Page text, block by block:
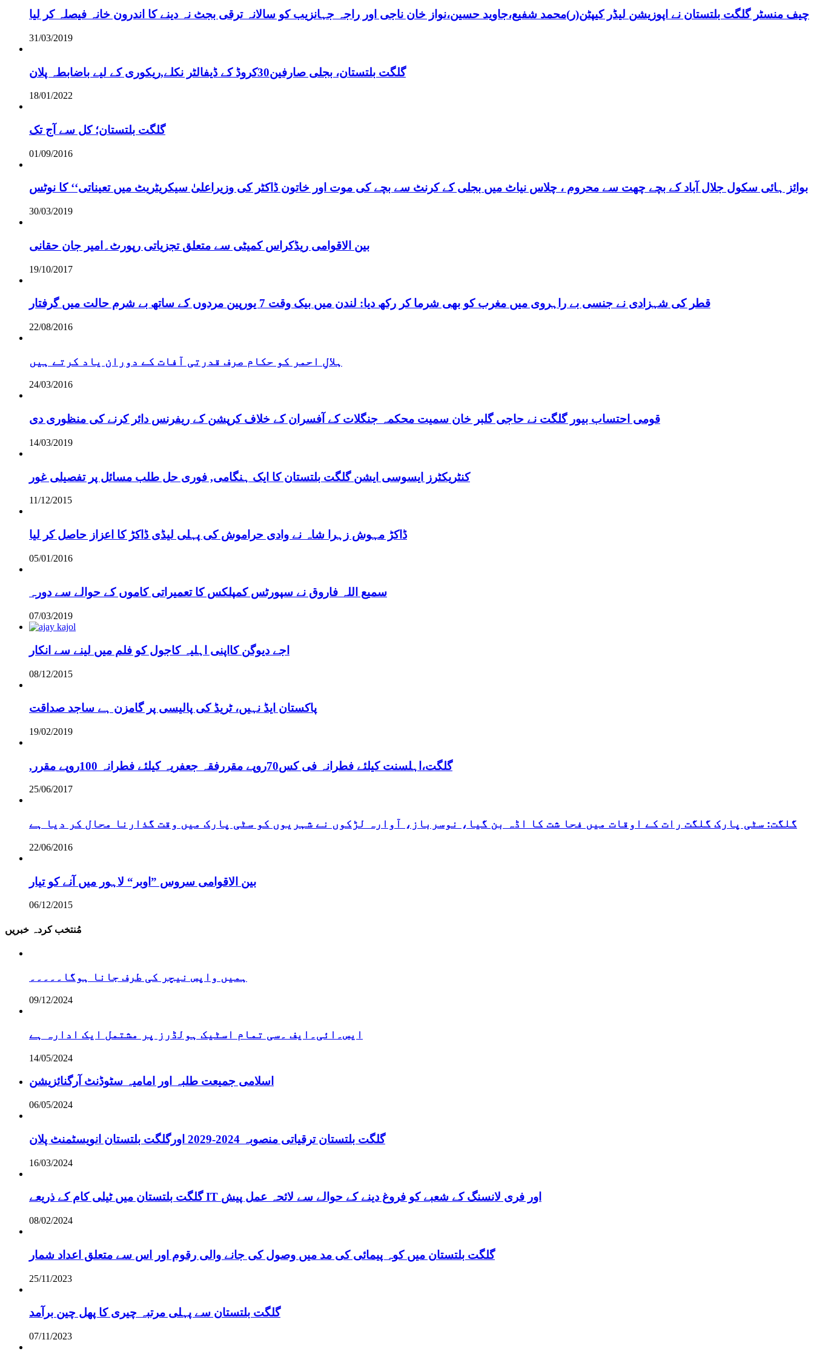
چیف منسٹر گلگت بلتستان نے اپوزیشن لیڈر کیپٹن(ر)محمد شفیع،جاوید حسین،نواز خان ناجی اور راجہ جہانزیب کو سالانہ ترقی بجٹ نہ دینے کا اندرون خانہ فیصلہ کر لیا
31/03/2019
گلگت بلتستان، بجلی صارفین30کروڈ کے ڈیفالٹر نکلے,ریکوری کے لیے باضابطہ پلان
18/01/2022
گلگت بلتستان؛ کل سے آج تک
01/09/2016
بوائز ہائی سکول جلال آباد کے بچے چھت سے محروم ، چلاس نیاٹ میں بجلی کے کرنٹ سے بچے کی موت اور خاتون ڈاکٹر کی وزیراعلیٰ سیکریٹریٹ میں تعیناتی‘‘ کا نوٹس
30/03/2019
بین الاقوامی ریڈکراس کمیٹی سے متعلق تجزیاتی رپورٹ۔امیر جان حقانی
19/10/2017
قطر کی شہزادی نے جنسی بے راہروی میں مغرب کو بھی شرما کر رکھ دیا: لندن میں بیک وقت 7 یورپین مردوں کے ساتھ بے شرم حالت میں گرفتار
22/08/2016
ہلالِ احمر کو حکام صرف قدرتی آفات کے دوران یاد کرتے ہیں
24/03/2016
قومی احتساب بیور گلگت نے حاجی گلبر خان سمیت محکمہ جنگلات کے آفسران کے خلاف کرپشن کے ریفرنس دائر کرنے کی منظوری دی
14/03/2019
کنٹریکٹرز ایسوسی ایشن گلگت بلتستان کا ایک ہنگامی, فوری حل طلب مسائل پر تفصیلی غور
11/12/2015
ڈاکڑ مہوش زہرا شاہ نے وادی حراموش کی پہلی لیڈی ڈاکڑ کا اعزاز حاصل کر لیا
05/01/2016
سمیع اللہ فاروق نے سپورٹس کمپلکس کا تعمیراتی کاموں کے حوالے سے دورہ
07/03/2019
اجے دیوگن کااپنی اہلیہ کاجول کو فلم میں لینے سے انکار
08/12/2015
پاکستان ایڈ نہیں، ٹریڈ کی پالیسی پر گامزن ہے ساجد صداقت
19/02/2019
,گلگت،اہلسنت کیلئے فطرانہ فی کس70روپے مقررفقہ جعفریہ کیلئے فطرانہ 100روپے مقرر
25/06/2017
گلگت: سٹی پارک گلگت رات کے اوقات میں فحا شت کا اڈہ بن گیا، نوسرباز، آوارہ لڑکوں نے شہریوں کو سٹی پارک میں وقت گذارنا محال کر دیا ہے
22/06/2016
بین الاقوامی سروس ”اوبر“ لاہور میں آنے کو تیار
06/12/2015
مُنتخب کردہ خبریں
ہمیں واپس نیچر کی طرف جانا ہوگا۔۔۔۔۔
09/12/2024
ایس۔ائی۔ایف ۔سی تمام اسٹیک ہولڈرز پر مشتمل ایک ادارہ ہے
14/05/2024
اسلامی جمیعت طلبہ اور امامیہ سٹوڈنٹ آرگنائزیشن
06/05/2024
گلگت بلتستان ترقیاتی منصوبہ 2024-2029 اورگلگت بلتستان انویسٹمنٹ پلان
16/03/2024
گلگت بلتستان میں ٹیلی کام کے ذریعے IT اور فری لانسنگ کے شعبے کو فروغ دینے کے حوالے سے لائحہ عمل پیش
08/02/2024
گلگت بلتستان میں کوہ پیمائی کی مد میں وصول کی جانے والی رقوم اور اس سے متعلق اعداد شمار
25/11/2023
گلگت بلتستان سے پہلی مرتبہ چیری کا پھل چین برآمد
07/11/2023